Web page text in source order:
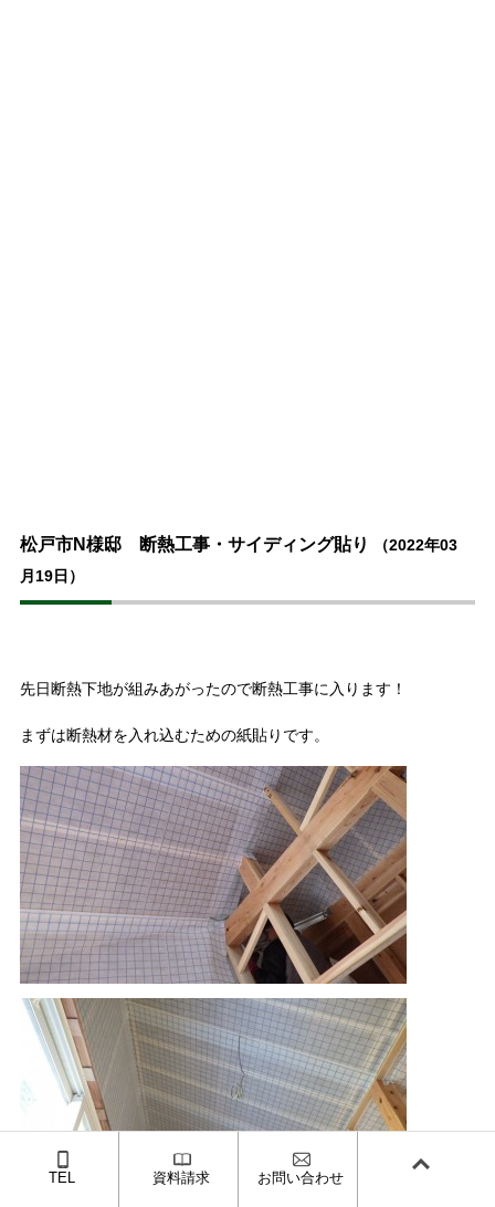
松戸市N様邸 断熱工事・サイディング貼り
（2022年03
月19日）
先日断熱下地が組みあがったので断熱工事に入ります！
まずは断熱材を入れ込むための紙貼りです。
TEL 資料請求 お問い合わせ